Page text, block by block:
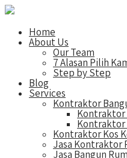
Home
About Us
Our Team
7 Alasan Pilih
Step by Step
Blog
Services
Kontraktor
Kontraktor
Kontraktor
Kontraktor Kos
Jasa Kontraktor
Jasa Bangun